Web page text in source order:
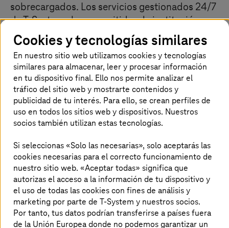
sobrecargados. Los servicios gestionados 24/7
deT-Systemshan permitido a la institución
garantizar mayor estabilidad, seguridad y
eficiencia y, por tanto, resiliencia en un
panorama financiero dinámico.
Retos del cliente
Grandes oportunidades de crecimiento debido al
compra y venta de bonos del Estado
El aumento de la demanda ha puesto de manifiesto
la necesidad de mejorar los sistemas de gestión de
la deuda
Restricciones estructurales y problemas de
configuración
Necesidad de personal cualificado e
Cookies y tecnologías similares
En nuestro sitio web utilizamos cookies y tecnologías
similares para almacenar, leer y procesar información
en tu dispositivo final. Ello nos permite analizar el
tráfico del sitio web y mostrarte contenidos y
publicidad de tu interés. Para ello, se crean perfiles de
uso en todos los sitios web y dispositivos. Nuestros
socios también utilizan estas tecnologías.
Si seleccionas «Solo las necesarias», solo aceptarás las
cookies necesarias para el correcto funcionamiento de
nuestro sitio web. «Aceptar todas» significa que
autorizas el acceso a la información de tu dispositivo y
el uso de todas las cookies con fines de análisis y
marketing por parte de T-System y nuestros socios.
Por tanto, tus datos podrían transferirse a países fuera
de la Unión Europea donde no podemos garantizar un